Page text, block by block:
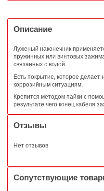
Описание
Луженый наконечник
пружинных или винтовых
связанных с водой.
Есть покрытие, которое делает
коррозийным ситуациям.
Крепится методом пайки с
результате чего конец кабеля
Отзывы
Нет отзывов
Сопутствующие